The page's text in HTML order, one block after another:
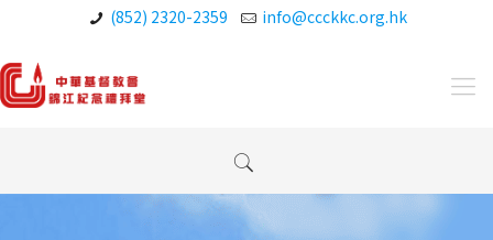
(852) 2320-2359 info@ccckkc.org.hk